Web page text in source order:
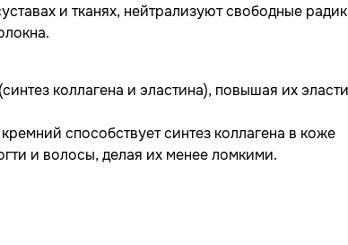
и тканях, нейтрализуют свободные
коллагена и эластина), повышая их
способствует синтез коллагена в коже
и волосы, делая их менее ломкими.